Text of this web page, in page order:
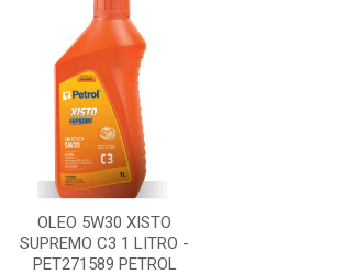
OLEO 5W30 XISTO
SUPREMO C3 1 LITRO -
PET271589 PETROL